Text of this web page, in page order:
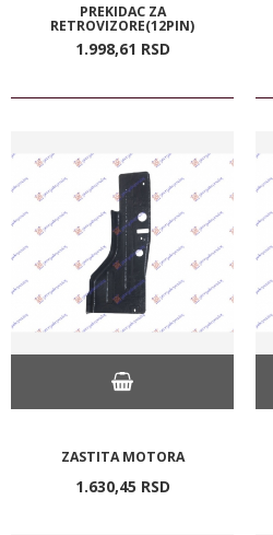
PREKIDAC ZA
RETROVIZORE(12PIN)
1.998,61 RSD
ZASTITA MOTORA
1.630,45 RSD